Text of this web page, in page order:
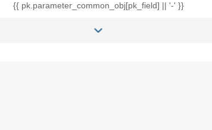
{{ pk.parameter_common_obj[pk_field] || '-' }}